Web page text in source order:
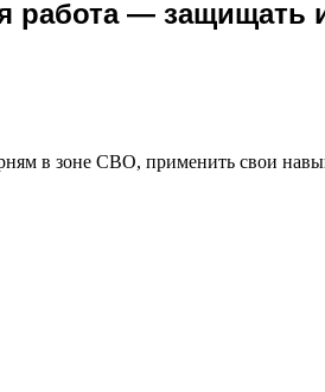
работа — защищать
в зоне СВО, применить свои